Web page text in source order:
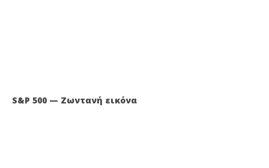
S&P 500 — Ζωντανή εικόνα